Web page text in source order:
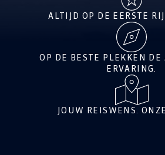
ALTIJD OP DE EERSTE
OP DE BESTE PLEKKEN DE
ERVARING.
JOUW REISWENS.